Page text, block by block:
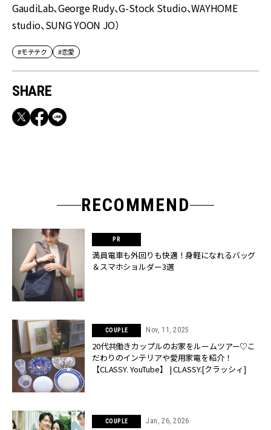
GaudiLab、George Rudy、G-Stock Studio、WAYHOME
studio、SUNG YOON JO）
#モテテク #恋愛
SHARE
RECOMMEND
満員電車も外回りも快適！身軽になれるバッグ
＆スマホショルダー3選
COUPLE Nov, 11, 2025
20代共働きカップルのお家をルームツアー♡こ
だわりのインテリアや愛用家電を紹介！
【CLASSY. YouTube】 | CLASSY.[クラッシィ]
COUPLE Jan, 26, 2026